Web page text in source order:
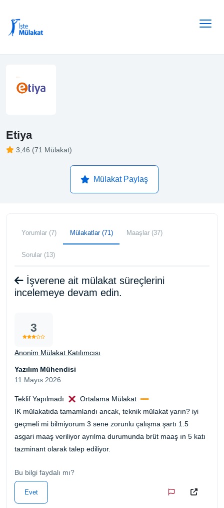
Etiya
3,46 (71 Mülakat)
Mülakat Paylaş
Yorumlar (7) Mülakatlar (71) Maaşlar (37)
Sorular (13)
İşverene ait mülakat süreçlerini
incelemeye devam edin.
3
Anonim Mülakat Katılımcısı
Yazılım Mühendisi
11 Mayıs 2026
Teklif Yapılmadı
Ortalama Mülakat
IK mülakatıda tamamlandı ancak, teknik mülakat yarın? iyi
geçmeli mi bilmiyorum 3 sene zorunlu çalışma şartı 1.5
asgari maaş veriliyor ayrılma durumunda brüt maaş ın 5 katı
tazminant olarak talep ediliyor.
Bu bilgi faydalı mı?
Evet